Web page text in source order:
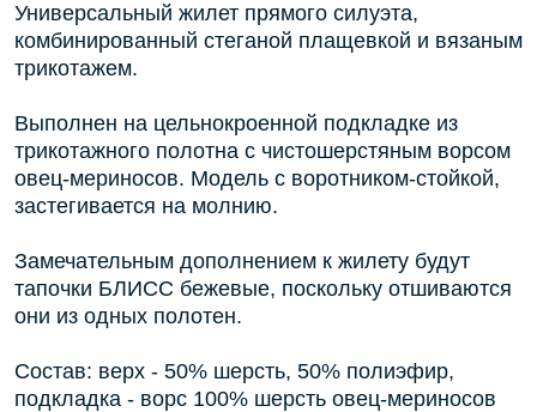
Универсальный жилет прямого силуэта,
комбинированный стеганой плащевкой и вязаным
трикотажем.
Выполнен на цельнокроенной подкладке из
трикотажного полотна с чистошерстяным ворсом
овец-мериносов. Модель с воротником-стойкой,
застегивается на молнию.
Замечательным дополнением к жилету будут
тапочки БЛИСС бежевые, поскольку отшиваются
они из одных полотен.
Состав: верх - 50% шерсть, 50% полиэфир,
подкладка - ворс 100% шерсть овец-мериносов